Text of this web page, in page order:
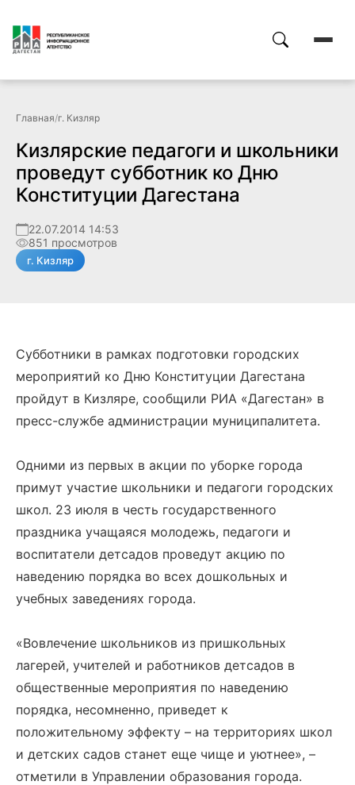
Главная/г. Кизляр
Кизлярские педагоги и школьники
проведут субботник ко Дню
Конституции Дагестана
22.07.2014 14:53
851 просмотров
г. Кизляр
Субботники в рамках подготовки городских
мероприятий ко Дню Конституции Дагестана
пройдут в Кизляре, сообщили РИА «Дагестан» в
пресс-службе администрации муниципалитета.
Одними из первых в акции по уборке города
примут участие школьники и педагоги городских
школ. 23 июля в честь государственного
праздника учащаяся молодежь, педагоги и
воспитатели детсадов проведут акцию по
наведению порядка во всех дошкольных и
учебных заведениях города.
«Вовлечение школьников из пришкольных
лагерей, учителей и работников детсадов в
общественные мероприятия по наведению
порядка, несомненно, приведет к
положительному эффекту – на территориях школ
и детских садов станет еще чище и уютнее», –
отметили в Управлении образования города.